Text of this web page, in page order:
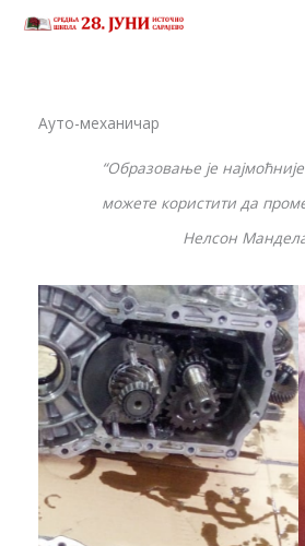
Ауто-механичар
“Образовање је најмоћније
можете користити да
Нелсон